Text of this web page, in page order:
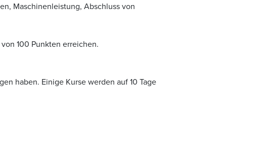
Maschinenleistung, Abschluss von
100 Punkten erreichen.
haben. Einige Kurse werden auf 10 Tage